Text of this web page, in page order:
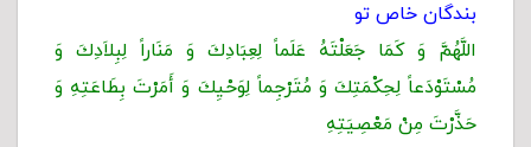
بندگان خاص تو
اللَّهُمَّ وَ كَمَا جَعَلْتَهُ عَلَماً لِعِبَادِكَ وَ مَنَاراً لِبِلاَدِكَ وَ
مُسْتَوْدَعاً لِحِكْمَتِكَ‏ وَ مُتَرْجِماً لِوَحْيِكَ وَ أَمَرْتَ بِطَاعَتِهِ وَ
حَذَّرْتَ مِنْ مَعْصِيَتِهِ‏